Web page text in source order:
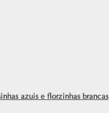
azuis e florzinhas brancas